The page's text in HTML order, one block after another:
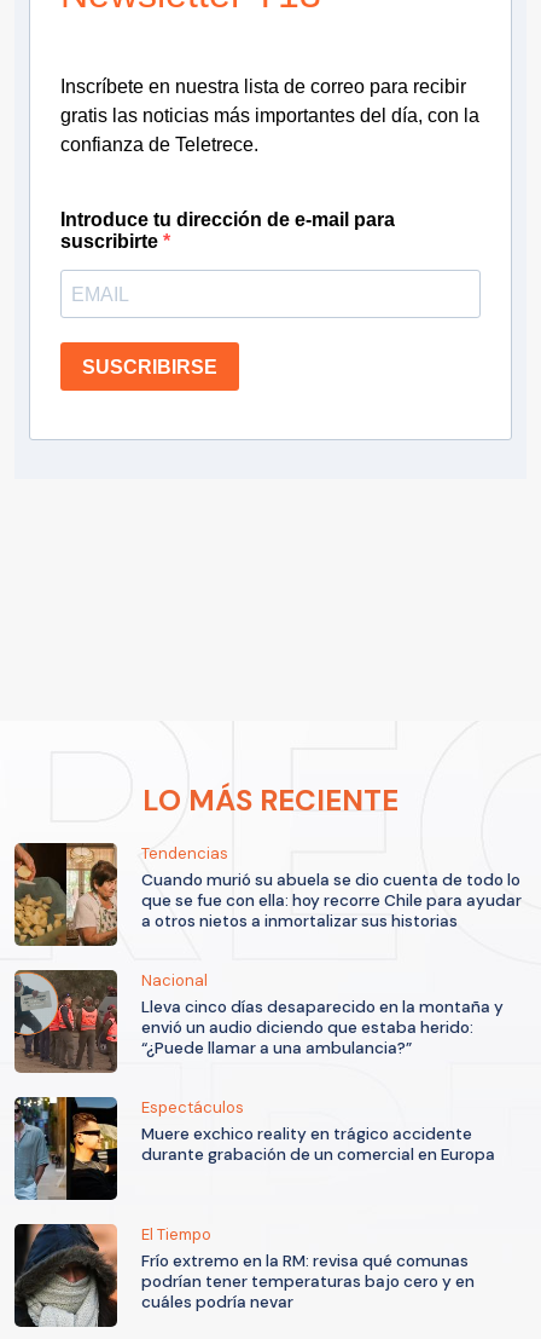
Inscríbete en nuestra lista de correo para recibir
gratis las noticias más importantes del día, con la
confianza de Teletrece.
Introduce tu dirección de e-mail para
suscribirte
SUSCRIBIRSE
LO MÁS RECIENTE
Tendencias
Cuando murió su abuela se dio cuenta de todo lo
que se fue con ella: hoy recorre Chile para ayudar
a otros nietos a inmortalizar sus historias
Nacional
Lleva cinco días desaparecido en la montaña y
envió un audio diciendo que estaba herido:
“¿Puede llamar a una ambulancia?”
Espectáculos
Muere exchico reality en trágico accidente
durante grabación de un comercial en Europa
El Tiempo
Frío extremo en la RM: revisa qué comunas
podrían tener temperaturas bajo cero y en
cuáles podría nevar